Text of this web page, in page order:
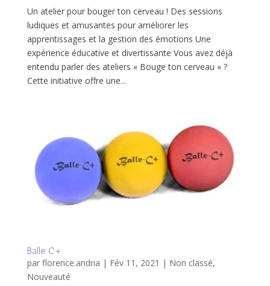
Un atelier pour bouger ton cerveau ! Des sessions
ludiques et amusantes pour améliorer les
apprentissages et la gestion des émotions Une
expérience éducative et divertissante Vous avez déjà
entendu parler des ateliers « Bouge ton cerveau » ?
Cette initiative offre une...
Balle C+
par florence.andria | Fév 11, 2021 | Non classé,
Nouveauté